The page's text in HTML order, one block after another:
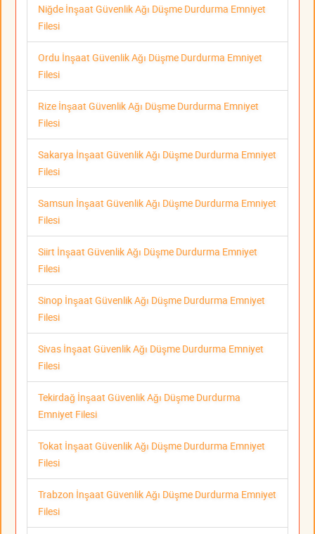
Niğde İnşaat Güvenlik Ağı Düşme Durdurma Emniyet
Filesi
Ordu İnşaat Güvenlik Ağı Düşme Durdurma Emniyet
Filesi
Rize İnşaat Güvenlik Ağı Düşme Durdurma Emniyet
Filesi
Sakarya İnşaat Güvenlik Ağı Düşme Durdurma Emniyet
Filesi
Samsun İnşaat Güvenlik Ağı Düşme Durdurma Emniyet
Filesi
Siirt İnşaat Güvenlik Ağı Düşme Durdurma Emniyet
Filesi
Sinop İnşaat Güvenlik Ağı Düşme Durdurma Emniyet
Filesi
Sivas İnşaat Güvenlik Ağı Düşme Durdurma Emniyet
Filesi
Tekirdağ İnşaat Güvenlik Ağı Düşme Durdurma
Emniyet Filesi
Tokat İnşaat Güvenlik Ağı Düşme Durdurma Emniyet
Filesi
Trabzon İnşaat Güvenlik Ağı Düşme Durdurma Emniyet
Filesi